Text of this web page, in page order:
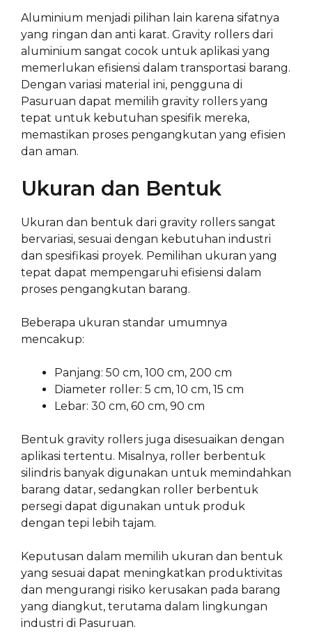
Aluminium menjadi pilihan lain karena sifatnya
yang ringan dan anti karat. Gravity rollers dari
aluminium sangat cocok untuk aplikasi yang
memerlukan efisiensi dalam transportasi barang.
Dengan variasi material ini, pengguna di
Pasuruan dapat memilih gravity rollers yang
tepat untuk kebutuhan spesifik mereka,
memastikan proses pengangkutan yang efisien
dan aman.
Ukuran dan Bentuk
Ukuran dan bentuk dari gravity rollers sangat
bervariasi, sesuai dengan kebutuhan industri
dan spesifikasi proyek. Pemilihan ukuran yang
tepat dapat mempengaruhi efisiensi dalam
proses pengangkutan barang.
Beberapa ukuran standar umumnya
mencakup:
Panjang: 50 cm, 100 cm, 200 cm
Diameter roller: 5 cm, 10 cm, 15 cm
Lebar: 30 cm, 60 cm, 90 cm
Bentuk gravity rollers juga disesuaikan dengan
aplikasi tertentu. Misalnya, roller berbentuk
silindris banyak digunakan untuk memindahkan
barang datar, sedangkan roller berbentuk
persegi dapat digunakan untuk produk
dengan tepi lebih tajam.
Keputusan dalam memilih ukuran dan bentuk
yang sesuai dapat meningkatkan produktivitas
dan mengurangi risiko kerusakan pada barang
yang diangkut, terutama dalam lingkungan
industri di Pasuruan.